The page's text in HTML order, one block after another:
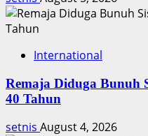
International
Remaja Diduga Bunuh
40 Tahun
setnis August 4, 2026